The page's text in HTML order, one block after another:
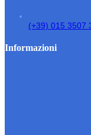
(+39) 015 3507
Informazioni